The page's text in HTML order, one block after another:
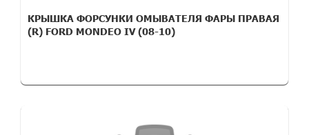
КРЫШКА ФОРСУНКИ ОМЫВАТЕЛЯ ФАРЫ ПРАВАЯ
(R) FORD MONDEO IV (08-10)